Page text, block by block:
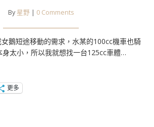
By 星野 | 0 Comments
鵝短途移動的需求，水某的100cc機車也騎
身太小，所以我就想找一台125cc車體…
更多